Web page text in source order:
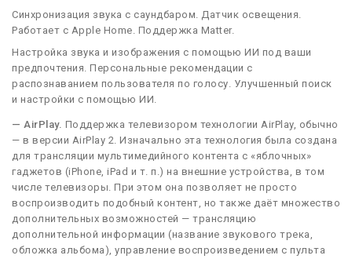
Синхронизация звука с саундбаром. Датчик освещения.
Работает с Apple Home. Поддержка Matter.
Настройка звука и изображения с помощью ИИ под ваши
предпочтения. Персональные рекомендации с
распознаванием пользователя по голосу. Улучшенный поиск
и настройки с помощью ИИ.
— AirPlay. Поддержка телевизором технологии AirPlay, обычно
— в версии AirPlay 2. Изначально эта технология была создана
для трансляции мультимедийного контента с «яблочных»
гаджетов (iPhone, iPad и т. п.) на внешние устройства, в том
числе телевизоры. При этом она позволяет не просто
воспроизводить подобный контент, но также даёт множество
дополнительных возможностей — трансляцию
дополнительной информации (название звукового трека,
обложка альбома), управление воспроизведением с пульта